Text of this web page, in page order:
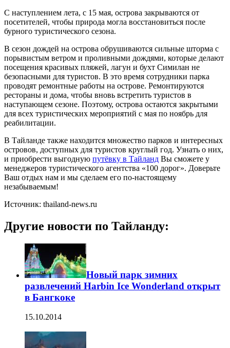
С наступлением лета, с 15 мая, острова закрываются от
посетителей, чтобы природа могла восстановиться после
бурного туристического сезона.
В сезон дождей на острова обрушиваются сильные шторма с
порывистым ветром и проливными дождями, которые делают
посещения красивых пляжей, лагун и бухт Симилан не
безопасными для туристов. В это время сотрудники парка
проводят ремонтные работы на острове. Ремонтируются
рестораны и дома, чтобы вновь встретить туристов в
наступающем сезоне. Поэтому, острова остаются закрытыми
для всех туристических мероприятий с мая по ноябрь для
реабилитации.
В Тайланде также находится множество парков и интересных
островов, доступных для туристов круглый год. Узнать о них,
и приобрести выгодную путёвку в Тайланд Вы сможете у
менеджеров туристического агентства «100 дорог». Доверьте
Ваш отдых нам и мы сделаем его по-настоящему
незабываемым!
Источник: thailand-news.ru
Другие новости по Тайланду:
Новый парк зимних
развлечений Harbin Ice Wonderland открыт
в Бангкоке
15.10.2014